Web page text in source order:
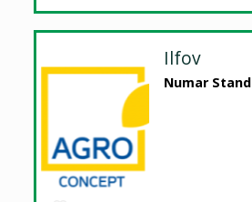
Ilfov
Numar Stand